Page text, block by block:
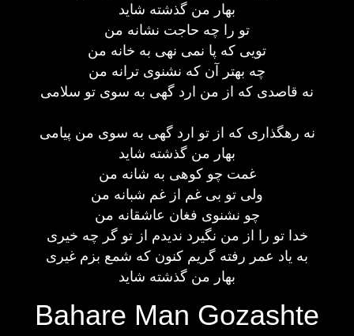
بهار من گذشته شاید
تو را چه حاجت نشانه من
تویی که پا نمی نهی به خانه من
چه بهتر آن که نشنوی ترانه من
نه قاصدی که از من ارد گهی به سوی تو سلامی
نه رهگذاری که از تو ارد گهی به سوی من پیامی
بهار من گذشته شاید
غمت چو کوهی به شانه من
ولی تو بی غم از غم شبانه من
چو نشنوی فغان عاشقانه من
خدا تو را از من نگیرد ندیدم از تو گر چه خیری
به یاد عمر رفته گریم کنون که شمع بزم غیری
بهار من گذشته شاید
Bahare Man Gozashte